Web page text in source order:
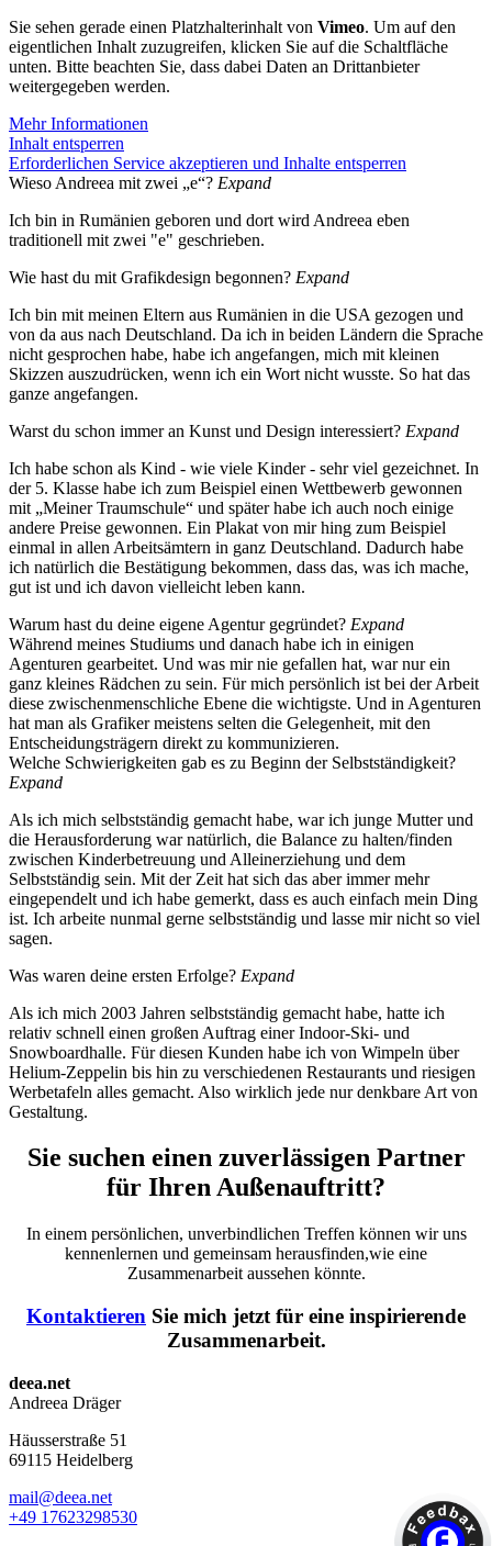
Sie sehen gerade einen Platzhalterinhalt von Vimeo. Um auf den
eigentlichen Inhalt zuzugreifen, klicken Sie auf die Schaltfläche
unten. Bitte beachten Sie, dass dabei Daten an Drittanbieter
weitergegeben werden.
Mehr Informationen
Inhalt entsperren
Erforderlichen Service akzeptieren und Inhalte entsperren
Wieso Andreea mit zwei „e“? Expand
Ich bin in Rumänien geboren und dort wird Andreea eben
traditionell mit zwei "e" geschrieben.
Wie hast du mit Grafikdesign begonnen? Expand
Ich bin mit meinen Eltern aus Rumänien in die USA gezogen und
von da aus nach Deutschland. Da ich in beiden Ländern die Sprache
nicht gesprochen habe, habe ich angefangen, mich mit kleinen
Skizzen auszudrücken, wenn ich ein Wort nicht wusste. So hat das
ganze angefangen.
Warst du schon immer an Kunst und Design interessiert? Expand
Ich habe schon als Kind - wie viele Kinder - sehr viel gezeichnet. In
der 5. Klasse habe ich zum Beispiel einen Wettbewerb gewonnen
mit „Meiner Traumschule“ und später habe ich auch noch einige
andere Preise gewonnen. Ein Plakat von mir hing zum Beispiel
einmal in allen Arbeitsämtern in ganz Deutschland. Dadurch habe
ich natürlich die Bestätigung bekommen, dass das, was ich mache,
gut ist und ich davon vielleicht leben kann.
Warum hast du deine eigene Agentur gegründet? Expand
Während meines Studiums und danach habe ich in einigen
Agenturen gearbeitet. Und was mir nie gefallen hat, war nur ein
ganz kleines Rädchen zu sein. Für mich persönlich ist bei der Arbeit
diese zwischenmenschliche Ebene die wichtigste. Und in Agenturen
hat man als Grafiker meistens selten die Gelegenheit, mit den
Entscheidungsträgern direkt zu kommunizieren.
Welche Schwierigkeiten gab es zu Beginn der Selbstständigkeit?
Expand
Als ich mich selbstständig gemacht habe, war ich junge Mutter und
die Herausforderung war natürlich, die Balance zu halten/finden
zwischen Kinderbetreuung und Alleinerziehung und dem
Selbstständig sein. Mit der Zeit hat sich das aber immer mehr
eingependelt und ich habe gemerkt, dass es auch einfach mein Ding
ist. Ich arbeite nunmal gerne selbstständig und lasse mir nicht so viel
sagen.
Was waren deine ersten Erfolge? Expand
Als ich mich 2003 Jahren selbstständig gemacht habe, hatte ich
relativ schnell einen großen Auftrag einer Indoor-Ski- und
Snowboardhalle. Für diesen Kunden habe ich von Wimpeln über
Helium-Zeppelin bis hin zu verschiedenen Restaurants und riesigen
Werbetafeln alles gemacht. Also wirklich jede nur denkbare Art von
Gestaltung.
Sie suchen einen zuverlässigen Partner
für Ihren Außen­auftritt?
In einem persönlichen, unverbindlichen Treffen können wir uns
kennenlernen und gemeinsam herausfinden,wie eine
Zusammenarbeit aussehen könnte.
Kontaktieren Sie mich jetzt für eine inspirierende
Zusammenarbeit.
Footer
deea.net
Andreea Dräger
Häusserstraße 51
69115 Heidelberg
mail@deea.net
+49 17623298530